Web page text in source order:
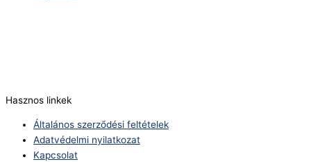
Hasznos linkek
Általános szerződési feltételek
Adatvédelmi nyilatkozat
Kapcsolat